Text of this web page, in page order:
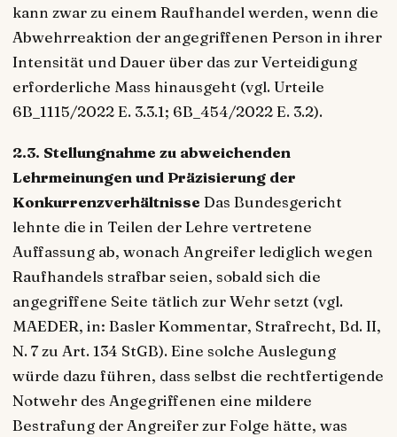
kann zwar zu einem Raufhandel werden, wenn die
Abwehrreaktion der angegriffenen Person in ihrer
Intensität und Dauer über das zur Verteidigung
erforderliche Mass hinausgeht (vgl. Urteile
6B_1115/2022 E. 3.3.1; 6B_454/2022 E. 3.2).
2.3. Stellungnahme zu abweichenden
Lehrmeinungen und Präzisierung der
Konkurrenzverhältnisse Das Bundesgericht
lehnte die in Teilen der Lehre vertretene
Auffassung ab, wonach Angreifer lediglich wegen
Raufhandels strafbar seien, sobald sich die
angegriffene Seite tätlich zur Wehr setzt (vgl.
MAEDER, in: Basler Kommentar, Strafrecht, Bd. II,
N. 7 zu Art. 134 StGB). Eine solche Auslegung
würde dazu führen, dass selbst die rechtfertigende
Notwehr des Angegriffenen eine mildere
Bestrafung der Angreifer zur Folge hätte, was